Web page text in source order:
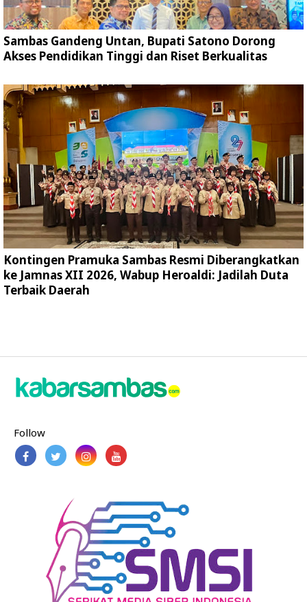
Sambas Gandeng Untan, Bupati Satono Dorong
Akses Pendidikan Tinggi dan Riset Berkualitas
Kontingen Pramuka Sambas Resmi Diberangkatkan
ke Jamnas XII 2026, Wabup Heroaldi: Jadilah Duta
Terbaik Daerah
Follow